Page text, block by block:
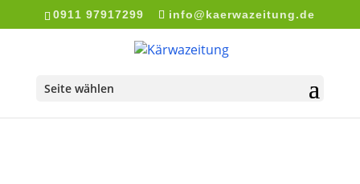
0911 97917299 info@kaerwazeitung.de
Seite wählen